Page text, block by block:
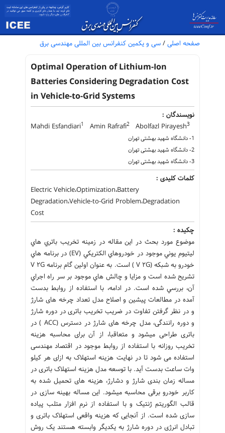
صفحه اصلی / سی و یکمین کنفرانس بین المللی مهندسی برق
Optimal Operation of Lithium-Ion
Batteries Considering Degradation Cost
in Vehicle-to-Grid Systems
نویسندگان :
Mahdi Esfandiari1 Amin Rafrafi2 Abolfazl Pirayesh3
1- دانشگاه شهید بهشتی تهران
2- دانشگاه شهید بهشتی تهران
3- دانشگاه شهید بهشتی تهران
کلمات کلیدی :
Electric Vehicle،Optimization،Battery
Degradation،Vehicle-to-Grid Problem،Degradation
Cost
چکیده :
موضوع مورد بحث در اين مقاله در زمينه تخريب باتري هاي
ليتيوم يوني موجود در خودروهاي الكتريكي (EV) در برنامه هاي
خودرو به شبكه (V ۲G ) است. به عنوان اولين گام برنامه V ۲G
تشريح شده است و مزايا و چالش هاي موجود بر سر راه اجراي
آن، بررسي شده است. در ادامه، با استفاده از روابط بدست
آمده در مطالعات پیشین و اصلاح مدل تعداد چرخه های شارژ
و در نظر گرفتن تفاوت در ضریب تخریب باتری در دوره شارژ
و دوره رانندگی، مدل چرخه های شارژ در دسترس (ACC ) در
باتری طراحی میشود و متعاقبا، از آن برای محاسبه هزینه
تخریب روزانه با استفاده از روابط موجود در اقتصاد مهندسی
استفاده می شود تا در نهایت هزینه استهلاک به ازای هر کیلو
وات ساعت بدست آید. با توسعه مدل هزینه استهلاک باتری در
مساله زمان بندی شارژ و دشارژ، هزینه های تحمیل شده به
کاربر خودرو برقی محاسبه میشود. این مساله بهینه سازی در
قالب الگوریتم ژنتیک و با استفاده از نرم افزار متلب پیاده
سازی شده است. از آنجایی که هزینه واقعی استهلاک باتری و
تبادل انرژی در دوره شارژ به یکدیگر وابسته هستند یک روش